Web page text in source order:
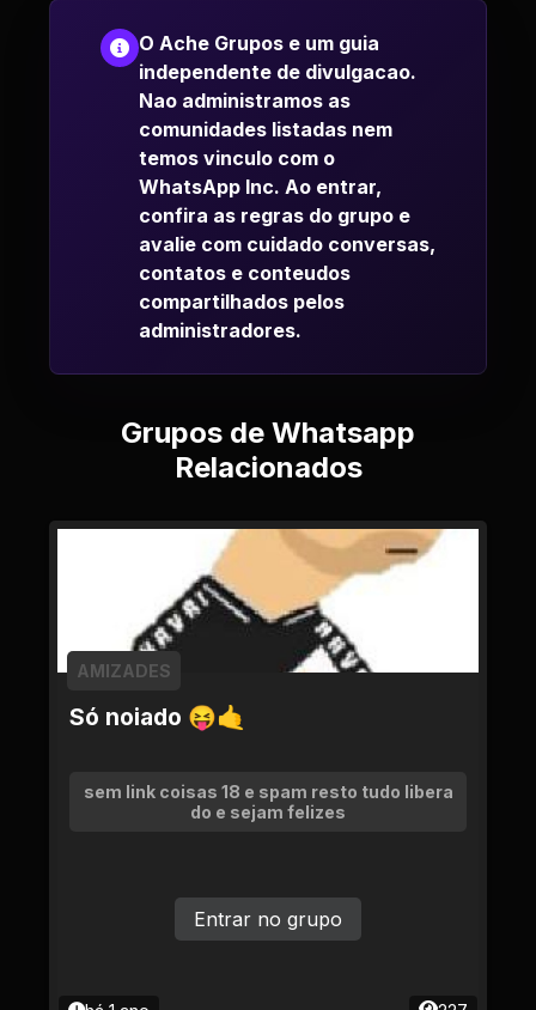
O Ache Grupos e um guia
independente de divulgacao.
Nao administramos as
comunidades listadas nem
temos vinculo com o
WhatsApp Inc. Ao entrar,
confira as regras do grupo e
avalie com cuidado conversas,
contatos e conteudos
compartilhados pelos
administradores.
Grupos de Whatsapp
Relacionados
Só noiado 😝🤙
AMIZADES
sem link coisas 18 e spam resto tudo libera
do e sejam felizes
Entrar no grupo